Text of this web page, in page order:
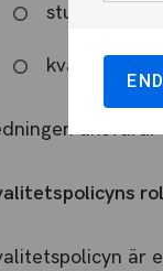
studerande,
är